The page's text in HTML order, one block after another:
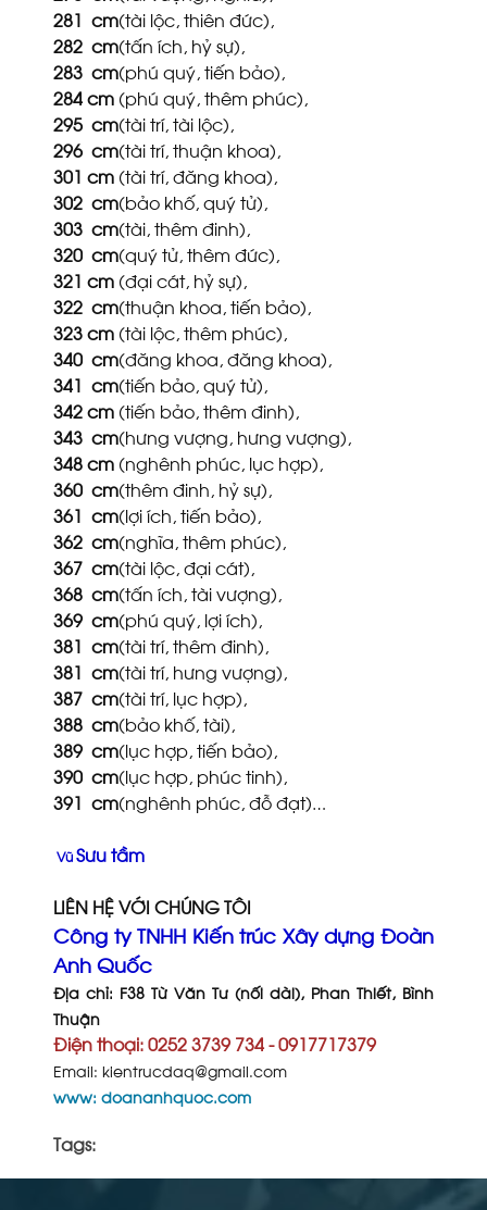
281 cm(tài lộc, thiên đức),
282 cm(tấn ích, hỷ sự),
283 cm(phú quý, tiến bảo),
284cm (phú quý, thêm phúc),
295 cm(tài trí, tài lộc),
296 cm(tài trí, thuận khoa),
301 cm (tài trí, đăng khoa),
302 cm(bảo khố, quý tử),
303 cm(tài, thêm đinh),
320 cm(quý tử, thêm đức),
321 cm (đại cát, hỷ sự),
322 cm(thuận khoa, tiến bảo),
323cm (tài lộc, thêm phúc),
340 cm(đăng khoa, đăng khoa),
341 cm(tiến bảo, quý tử),
342cm (tiến bảo, thêm đinh),
343 cm(hưng vượng, hưng vượng),
348cm (nghênh phúc, lục hợp),
360 cm(thêm đinh, hỷ sự),
361 cm(lợi ích, tiến bảo),
362 cm(nghĩa, thêm phúc),
367 cm(tài lộc, đại cát),
368 cm(tấn ích, tài vượng),
369 cm(phú quý, lợi ích),
381 cm(tài trí, thêm đinh),
381 cm(tài trí, hưng vượng),
387 cm(tài trí, lục hợp),
388 cm(bảo khố, tài),
389 cm(lục hợp, tiến bảo),
390 cm(lục hợp, phúc tinh),
391 cm(nghênh phúc, đỗ đạt)…
VũSưu tầm
LIÊN HỆ VỚI CHÚNG TÔI
Công ty TNHH Kiến trúc Xây dựng Đoàn
Anh Quốc
Địa chỉ: F38 Từ Văn Tư (nối dài), Phan Thiết, Bình
Thuận
Điện thoại: 0252 3739 734 - 0917717379
Email: kientrucdaq@gmail.com
www: doananhquoc.com
Tags: